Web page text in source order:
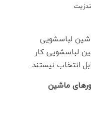
لباسشویی
لباسشویی کار
انتخاب نیستند.
ماشین